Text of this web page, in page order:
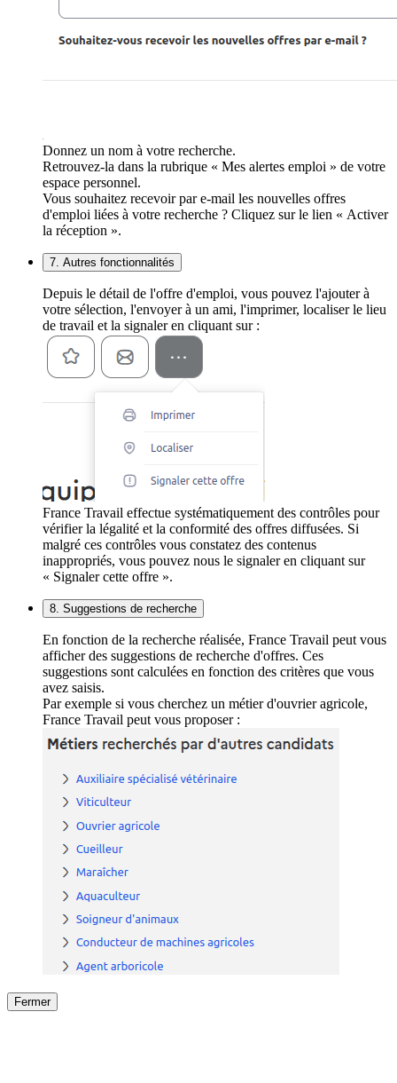
Donnez un nom à votre recherche.
Retrouvez-la dans la rubrique « Mes alertes emploi » de votre
espace personnel.
Vous souhaitez recevoir par e-mail les nouvelles offres
d'emploi liées à votre recherche ? Cliquez sur le lien « Activer
la réception ».
7. Autres fonctionnalités
Depuis le détail de l'offre d'emploi, vous pouvez l'ajouter à
votre sélection, l'envoyer à un ami, l'imprimer, localiser le lieu
de travail et la signaler en cliquant sur :
France Travail effectue systématiquement des contrôles pour
vérifier la légalité et la conformité des offres diffusées. Si
malgré ces contrôles vous constatez des contenus
inappropriés, vous pouvez nous le signaler en cliquant sur
« Signaler cette offre ».
8. Suggestions de recherche
En fonction de la recherche réalisée, France Travail peut vous
afficher des suggestions de recherche d'offres. Ces
suggestions sont calculées en fonction des critères que vous
avez saisis.
Par exemple si vous cherchez un métier d'ouvrier agricole,
France Travail peut vous proposer :
Fermer